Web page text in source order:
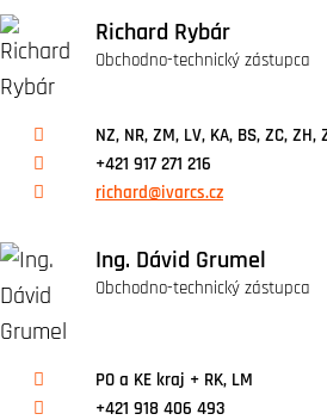
Richard Rybár
Obchodno-technický zástupca
NZ, NR, ZM, LV, KA, BS, ZC, ZH,
+421 917 271 216
richard@ivarcs.cz
Ing. Dávid Grumel
Obchodno-technický zástupca
PO a KE kraj + RK, LM
+421 918 406 493